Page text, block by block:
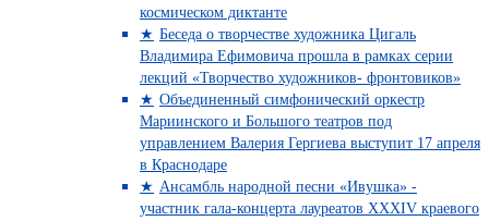
космическом диктанте
Беседа о творчестве художника Цигаль
Владимира Ефимовича прошла в рамках серии
лекций «Творчество художников- фронтовиков»
Объединенный симфонический оркестр
Мариинского и Большого театров под
управлением Валерия Гергиева выступит 17 апреля
в Краснодаре
Ансамбль народной песни «Ивушка» -
участник гала-концерта лауреатов XXXIV краевого